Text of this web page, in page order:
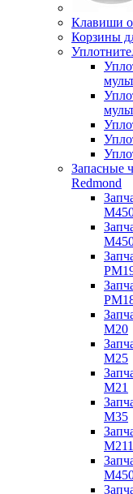
Клавиши
Корзины
Запасные
Redmond
M20
M25
M21
M35
M211